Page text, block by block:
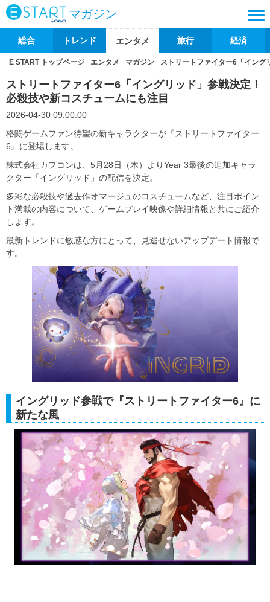
マガジン
総合 トレンド エンタメ 旅行 経済
E START トップページ エンタメ マガジン ストリートファイター6「イング
ストリートファイター6「イングリッド」参戦決定！
必殺技や新コスチュームにも注目
2026-04-30 09:00:00
格闘ゲームファン待望の新キャラクターが『ストリートファイター
6』に登場します。
株式会社カプコンは、5月28日（木）よりYear 3最後の追加キャラ
クター「イングリッド」の配信を決定。
多彩な必殺技や過去作オマージュのコスチュームなど、注目ポイン
ト満載の内容について、ゲームプレイ映像や詳細情報と共にご紹介
します。
最新トレンドに敏感な方にとって、見逃せないアップデート情報で
す。
イングリッド参戦で『ストリートファイター6』に
新たな風